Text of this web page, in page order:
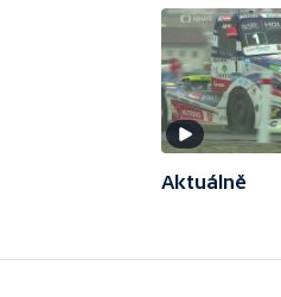
Aktuálně